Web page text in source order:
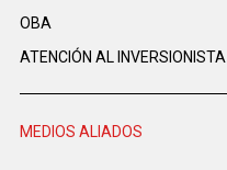
OBA
ATENCIÓN AL INVERSIONISTA
MEDIOS ALIADOS